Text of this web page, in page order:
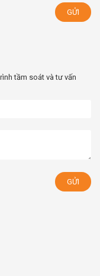
tầm soát và tư vấn